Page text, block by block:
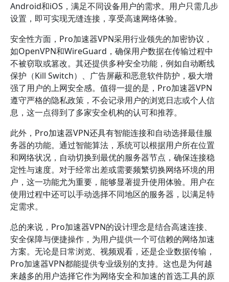
Android和iOS，满足不同设备用户的需求。用户只需几步
设置，即可实现无缝连接，享受高速网络体验。
安全性方面，Pro加速器VPN采用行业领先的加密协议，
如OpenVPN和WireGuard，确保用户数据在传输过程中
不被窃取或篡改。其还提供多种安全功能，例如自动断线
保护（Kill Switch）、广告屏蔽和恶意软件防护，极大增
强了用户的上网安全感。值得一提的是，Pro加速器VPN
遵守严格的隐私政策，不会记录用户的浏览日志或个人信
息，这一点得到了多家安全机构的认可和推荐。
此外，Pro加速器VPN还具有智能连接和自动选择最佳服
务器的功能。通过智能算法，系统可以根据用户所在位置
和网络状况，自动切换到最优的服务器节点，确保连接稳
定性与速度。对于经常出差或需要频繁切换网络环境的用
户，这一功能尤为重要，能够显著提升使用体验。用户在
使用过程中还可以手动选择不同地区的服务器，以满足特
定需求。
总的来说，Pro加速器VPN的设计理念是结合高速连接、
安全保障与便捷操作，为用户提供一个可信赖的网络加速
方案。无论是日常浏览、视频观看，还是企业数据传输，
Pro加速器VPN都能提供专业级别的支持。这也是为何越
来越多的用户选择它作为网络安全和加速的首选工具的原